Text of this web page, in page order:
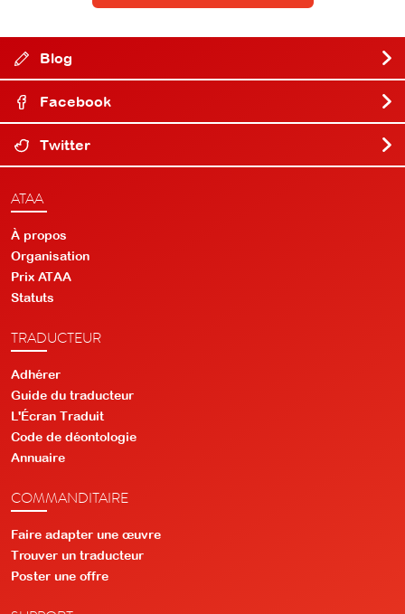
Blog
Facebook
Twitter
ATAA
À propos
Organisation
Prix ATAA
Statuts
TRADUCTEUR
Adhérer
Guide du traducteur
L'Écran Traduit
Code de déontologie
Annuaire
COMMANDITAIRE
Faire adapter une œuvre
Trouver un traducteur
Poster une offre